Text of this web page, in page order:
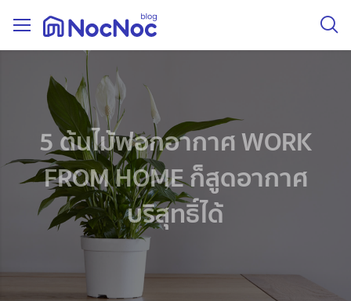
5 ต้นไม้ฟอกอากาศ WORK
FROM HOME ก็สูดอากาศ
บริสุทธิ์ได้